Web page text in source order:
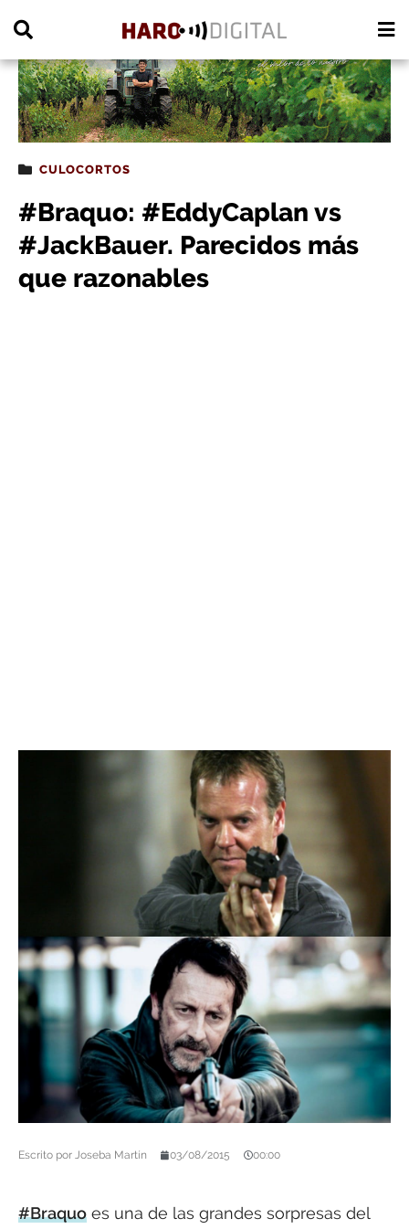
CULOCORTOS
#Braquo: #EddyCaplan vs
#JackBauer. Parecidos más
que razonables
Escrito por Joseba Martín 03/08/2015 00:00
#Braquo es una de las grandes sorpresas del